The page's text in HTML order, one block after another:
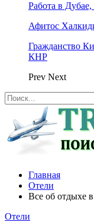
Работа в Дубае,
Афитос
Гражданство
КНР
Prev Next
Главная
Отели
Все об отдыхе
Отели